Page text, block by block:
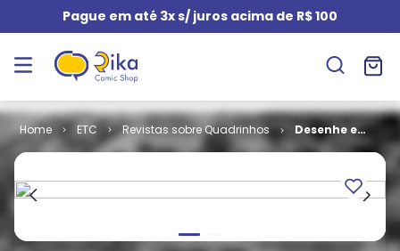
Pague em até 3x s/ juros acima de R$ 100
ETC Revistas sobre Quadrinhos
Desenhe e
Pinte # 7